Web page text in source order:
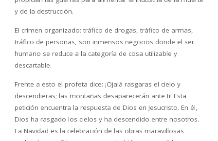
y de la destrucción.
El crimen organizado: tráfico de drogas, tráfico de armas,
tráfico de personas, son inmensos negocios donde el ser
humano se reduce a la categoría de cosa utilizable y
descartable.
Frente a esto el profeta dice: ¡Ojalá rasgaras el cielo y
descendieras; las montañas desaparecerán ante ti! Esta
petición encuentra la respuesta de Dios en Jesucristo. En él,
Dios ha rasgado los cielos y ha descendido entre nosotros.
La Navidad es la celebración de las obras maravillosas